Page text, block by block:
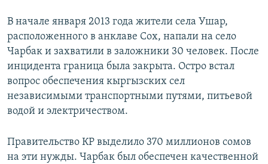
В начале января 2013 года жители села Ушар,
расположенного в анклаве Сох, напали на село
Чарбак и захватили в заложники 30 человек. После
инцидента граница была закрыта. Остро встал
вопрос обеспечения кыргызских сел
независимыми транспортными путями, питьевой
водой и электричеством.
Правительство КР выделило 370 миллионов сомов
на эти нужды. Чарбак был обеспечен качественной